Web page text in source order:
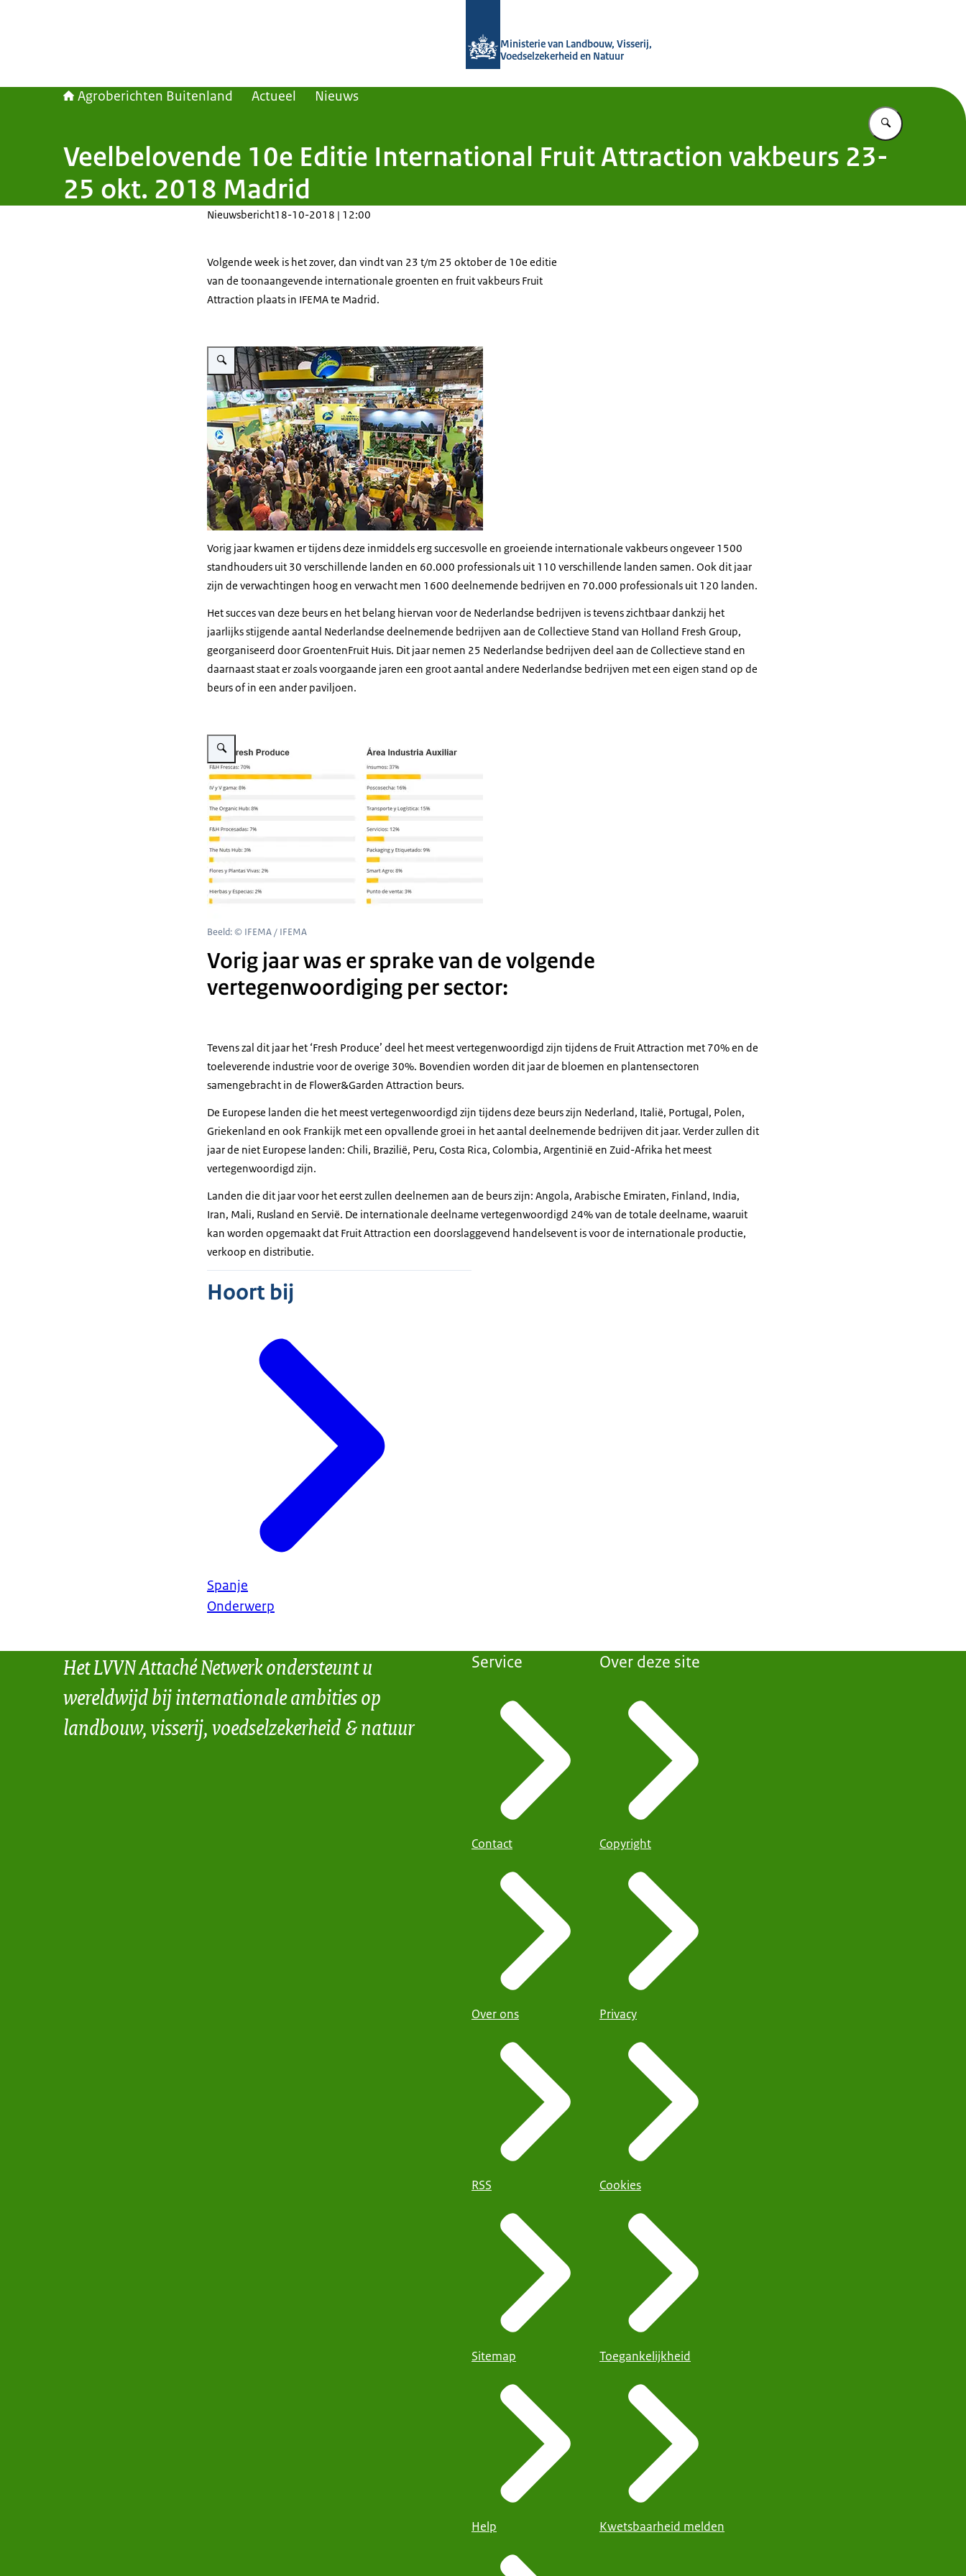
Ministerie van Landbouw, Visserij,
Voedselzekerheid en Natuur
Agroberichten Buitenland Actueel Nieuws
Vul in wat u
Veelbelovende 10e Editie International Fruit Attraction vakbeurs 23-
25 okt. 2018 Madrid
Nieuwsbericht18-10-2018 | 12:00
Volgende week is het zover, dan vindt van 23 t/m 25 oktober de 10e editie
van de toonaangevende internationale groenten en fruit vakbeurs Fruit
Attraction plaats in IFEMA te Madrid.
Vergroot afbeelding Fruit Attraction
Vorig jaar kwamen er tijdens deze inmiddels erg succesvolle en groeiende internationale vakbeurs ongeveer 1500
standhouders uit 30 verschillende landen en 60.000 professionals uit 110 verschillende landen samen. Ook dit jaar
zijn de verwachtingen hoog en verwacht men 1600 deelnemende bedrijven en 70.000 professionals uit 120 landen.
Het succes van deze beurs en het belang hiervan voor de Nederlandse bedrijven is tevens zichtbaar dankzij het
jaarlijks stijgende aantal Nederlandse deelnemende bedrijven aan de Collectieve Stand van Holland Fresh Group,
georganiseerd door GroentenFruit Huis. Dit jaar nemen 25 Nederlandse bedrijven deel aan de Collectieve stand en
daarnaast staat er zoals voorgaande jaren een groot aantal andere Nederlandse bedrijven met een eigen stand op de
beurs of in een ander paviljoen.
Vergroot afbeelding Sectoren Fruit Attraction 2017
Beeld: © IFEMA / IFEMA
Vorig jaar was er sprake van de volgende
vertegenwoordiging per sector:
Tevens zal dit jaar het ‘Fresh Produce’ deel het meest vertegenwoordigd zijn tijdens de Fruit Attraction met 70% en de
toeleverende industrie voor de overige 30%. Bovendien worden dit jaar de bloemen en plantensectoren
samengebracht in de Flower&Garden Attraction beurs.
De Europese landen die het meest vertegenwoordigd zijn tijdens deze beurs zijn Nederland, Italië, Portugal, Polen,
Griekenland en ook Frankijk met een opvallende groei in het aantal deelnemende bedrijven dit jaar. Verder zullen dit
jaar de niet Europese landen: Chili, Brazilië, Peru, Costa Rica, Colombia, Argentinië en Zuid-Afrika het meest
vertegenwoordigd zijn.
Landen die dit jaar voor het eerst zullen deelnemen aan de beurs zijn: Angola, Arabische Emiraten, Finland, India,
Iran, Mali, Rusland en Servië. De internationale deelname vertegenwoordigd 24% van de totale deelname, waaruit
kan worden opgemaakt dat Fruit Attraction een doorslaggevend handelsevent is voor de internationale productie,
verkoop en distributie.
Hoort bij
Spanje
Onderwerp
Het LVVN Attaché Netwerk ondersteunt u
wereldwijd bij internationale ambities op
landbouw, visserij, voedselzekerheid & natuur
Service
Contact
Over ons
RSS
Sitemap
Help
Over deze site
Copyright
Privacy
Cookies
Toegankelijkheid
Kwetsbaarheid melden